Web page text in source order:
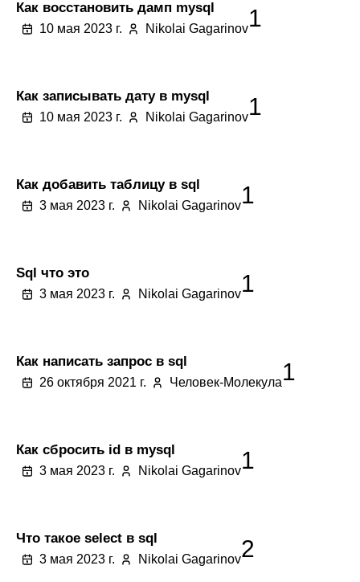
Как восстановить дамп mysql
10 мая 2023 г. Nikolai Gagarinov1
Как записывать дату в mysql
10 мая 2023 г. Nikolai Gagarinov1
Как добавить таблицу в sql
3 мая 2023 г. Nikolai Gagarinov1
Sql что это
3 мая 2023 г. Nikolai Gagarinov1
Как написать запрос в sql
26 октября 2021 г. Человек-Молекула1
Как сбросить id в mysql
3 мая 2023 г. Nikolai Gagarinov1
Что такое select в sql
3 мая 2023 г. Nikolai Gagarinov2